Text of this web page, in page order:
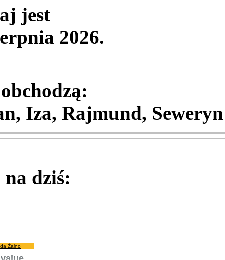
jest
2026.
Iza, Rajmund, Seweryn
na dziś:
Żalno